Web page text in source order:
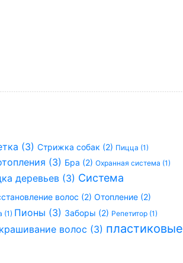
(3) Стрижка собак (2) Пицца (1)
(3) Бра (2) Охранная система (1)
деревьев (3) Система
волос (2) Отопление (2)
(1) Пионы (3) Заборы (2) Репетитор (1)
волос (3) пластиковые